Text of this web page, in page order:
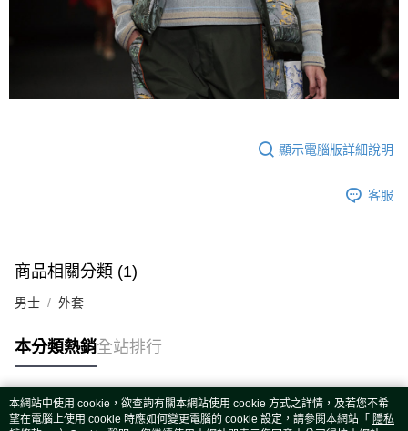
顯示電腦版詳細說明
客服
商品相關分類 (1)
男士 外套
本分類熱銷全站排行
熱門標籤
本網站中使用 cookie，欲查詢有關本網站使用 cookie 方式之詳情，及若您不希
望在電腦上使用 cookie 時應如何變更電腦的 cookie 設定，請參閱本網站「 隱私